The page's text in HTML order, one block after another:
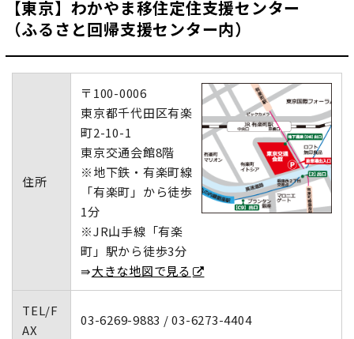
【東京】わかやま移住定住支援センター
（ふるさと回帰支援センター内）
住所
〒100-0006
東京都千代田区有楽
町2-10-1
東京交通会館8階
※地下鉄・有楽町線
「有楽町」から徒歩
1分
※JR山手線「有楽
町」駅から徒歩3分
⇛大きな地図で見る
TEL/F
AX
03-6269-9883 / 03-6273-4404